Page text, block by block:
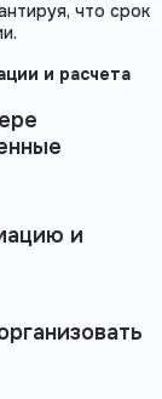
что срок
и расчета
и